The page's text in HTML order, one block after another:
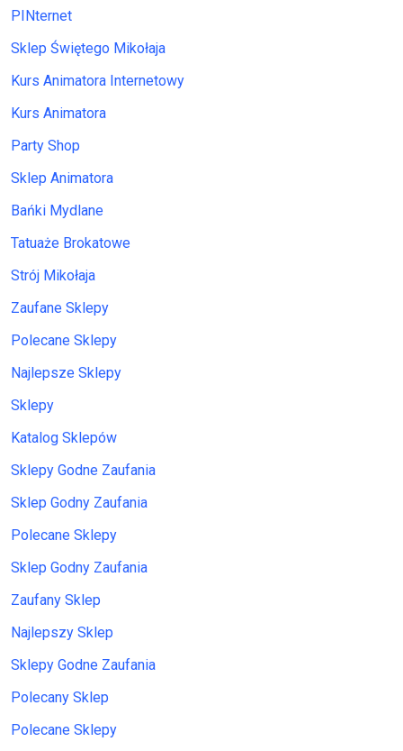
PINternet
Sklep Świętego Mikołaja
Kurs Animatora Internetowy
Kurs Animatora
Party Shop
Sklep Animatora
Bańki Mydlane
Tatuaże Brokatowe
Strój Mikołaja
Zaufane Sklepy
Polecane Sklepy
Najlepsze Sklepy
Sklepy
Katalog Sklepów
Sklepy Godne Zaufania
Sklep Godny Zaufania
Polecane Sklepy
Sklep Godny Zaufania
Zaufany Sklep
Najlepszy Sklep
Sklepy Godne Zaufania
Polecany Sklep
Polecane Sklepy